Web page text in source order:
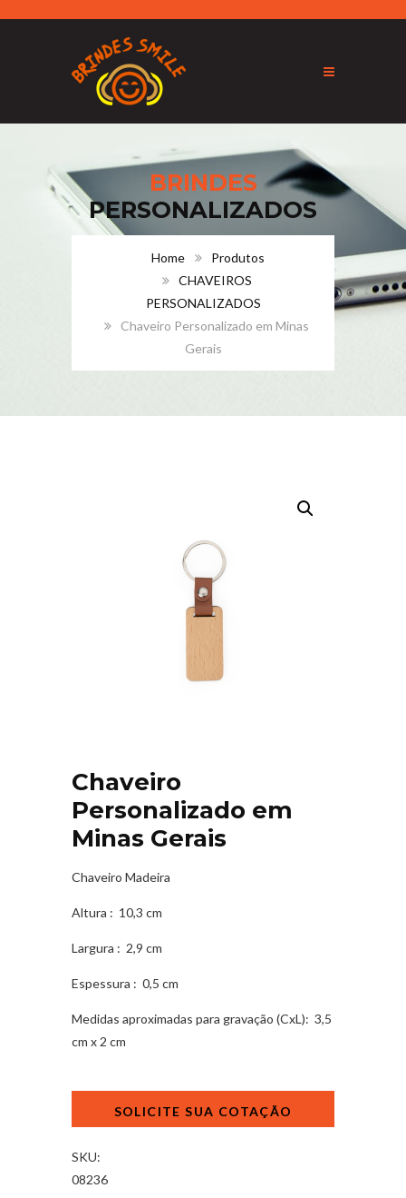
BRINDES
PERSONALIZADOS
Home
Produtos
CHAVEIROS
PERSONALIZADOS
Chaveiro Personalizado em Minas
Gerais
Chaveiro
Personalizado em
Minas Gerais
Chaveiro Madeira
Altura : 10,3 cm
Largura : 2,9 cm
Espessura : 0,5 cm
Medidas aproximadas para gravação (CxL): 3,5
cm x 2 cm
Gerais
quantidade
SKU:
08236